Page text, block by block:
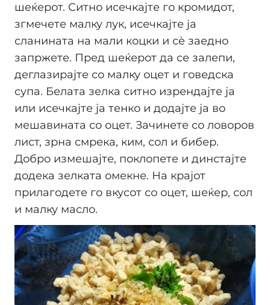
шеќерот. Ситно исечкајте го кромидот,
згмечете малку лук, исечкајте ја
сланината на мали коцки и сè заедно
запржете. Пред шеќерот да се залепи,
деглазирајте со малку оцет и говедска
супа. Белата зелка ситно изрендајте ја
или исечкајте ја тенко и додајте ја во
мешавината со оцет. Зачинете со ловоров
лист, зрна смрека, ким, сол и бибер.
Добро измешајте, поклопете и динстајте
додека зелката омекне. На крајот
прилагодете го вкусот со оцет, шеќер, сол
и малку масло.